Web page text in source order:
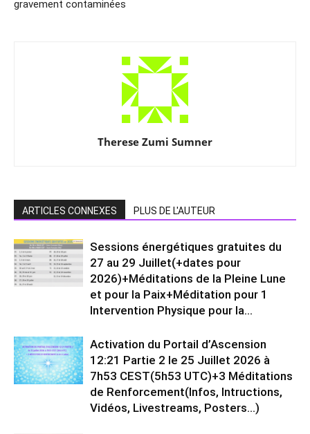
gravement contaminées
Therese Zumi Sumner
ARTICLES CONNEXES PLUS DE L'AUTEUR
Sessions énergétiques gratuites du
27 au 29 Juillet(+dates pour
2026)+Méditations de la Pleine Lune
et pour la Paix+Méditation pour 1
Intervention Physique pour la...
Activation du Portail d’Ascension
12:21 Partie 2 le 25 Juillet 2026 à
7h53 CEST(5h53 UTC)+3 Méditations
de Renforcement(Infos, Intructions,
Vidéos, Livestreams, Posters…)